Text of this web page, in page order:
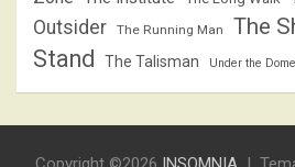
Outsider
The Running Man The
Stand
The Talisman Under the Dome